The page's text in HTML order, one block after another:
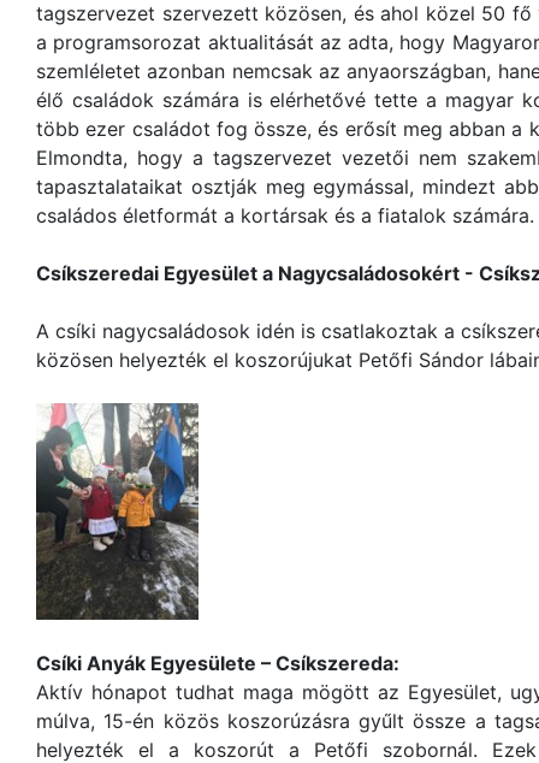
tagszervezet szervezett közösen, és ahol közel 50
a programsorozat aktualitását az adta, hogy
szemléletet azonban nemcsak az anyaországban,
élő családok számára is elérhetővé tette a magyar
több ezer családot fog össze, és erősít meg abban a
Elmondta, hogy a tagszervezet vezetői nem
tapasztalataikat osztják meg egymással, mindezt
családos életformát a kortársak és a fiatalok számára.
Csíkszeredai Egyesület a Nagycsaládosokért -
A csíki nagycsaládosok idén is csatlakoztak a
közösen helyezték el koszorújukat Petőfi Sándor
Csíki Anyák Egyesülete – Csíkszereda:
Aktív hónapot tudhat maga mögött az Egyesület,
múlva, 15-én közös koszorúzásra gyűlt össze a
helyezték el a koszorút a Petőfi szobornál.